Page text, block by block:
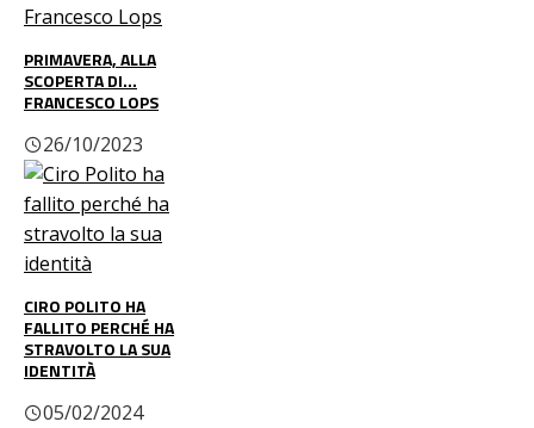
PRIMAVERA, ALLA
SCOPERTA DI…
FRANCESCO LOPS
26/10/2023
CIRO POLITO HA
FALLITO PERCHÉ HA
STRAVOLTO LA SUA
IDENTITÀ
05/02/2024